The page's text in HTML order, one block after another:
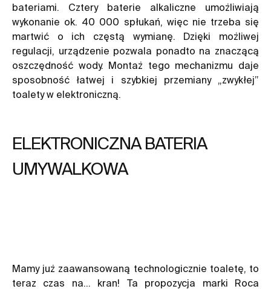
bateriami. Cztery baterie alkaliczne umożliwiają
wykonanie ok. 40 000 spłukań, więc nie trzeba się
martwić o ich częstą wymianę. Dzięki możliwej
regulacji, urządzenie pozwala ponadto na znaczącą
oszczędność wody. Montaż tego mechanizmu daje
sposobność łatwej i szybkiej przemiany „zwykłej”
toalety w elektroniczną.
ELEKTRONICZNA BATERIA
UMYWALKOWA
Mamy już zaawansowaną technologicznie toaletę , to
teraz czas na… kran! Ta propozycja marki Roca